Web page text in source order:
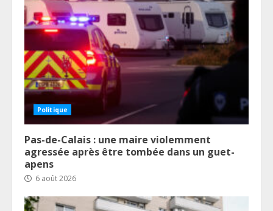
Politique
Pas-de-Calais : une maire violemment
agressée après être tombée dans un guet-
apens
6 août 2026